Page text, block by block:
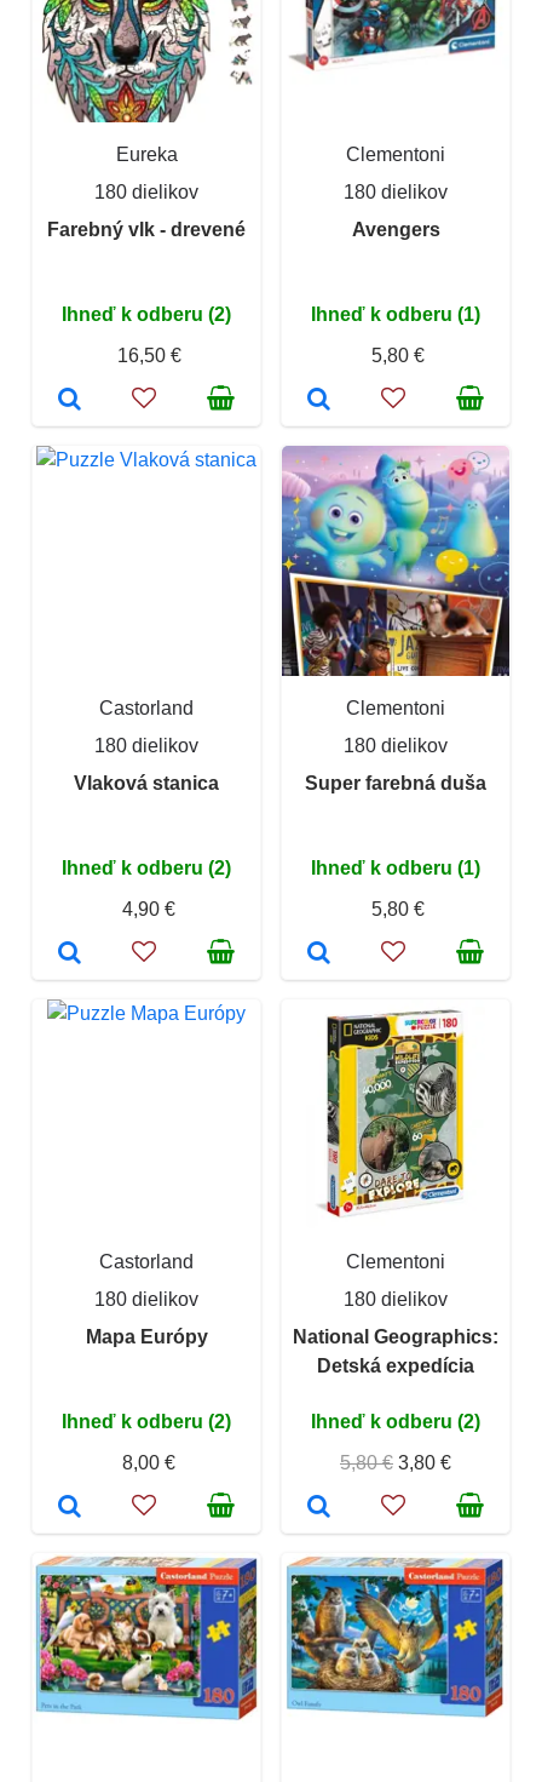
Eureka
180 dielikov
Farebný vlk - drevené
Ihneď k odberu (2)
16,50 €
Clementoni
180 dielikov
Avengers
Ihneď k odberu (1)
5,80 €
Castorland
180 dielikov
Vlaková stanica
Ihneď k odberu (2)
4,90 €
Clementoni
180 dielikov
Super farebná duša
Ihneď k odberu (1)
5,80 €
Castorland
180 dielikov
Mapa Európy
Ihneď k odberu (2)
8,00 €
Clementoni
180 dielikov
National Geographics:
Detská expedícia
Ihneď k odberu (2)
5,80 € 3,80 €